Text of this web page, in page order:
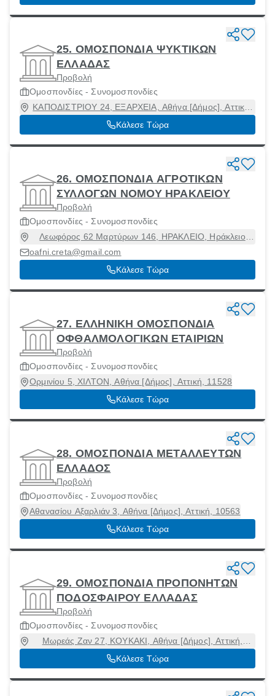
25. ΟΜΟΣΠΟΝΔΙΑ ΨΥΚΤΙΚΩΝ
ΕΛΛΑΔΑΣ
Προβολή
Ομοσπονδίες - Συνομοσπονδίες
ΚΑΠΟΔΙΣΤΡΙΟΥ 24, ΕΞΑΡΧΕΙΑ, Αθήνα [Δήμος], Αττική,
10677
Κάλεσε Τώρα
26. ΟΜΟΣΠΟΝΔΙΑ ΑΓΡΟΤΙΚΩΝ
ΣΥΛΛΟΓΩΝ ΝΟΜΟΥ ΗΡΑΚΛΕΙΟΥ
Προβολή
Ομοσπονδίες - Συνομοσπονδίες
Λεωφόρος 62 Μαρτύρων 146, ΗΡΑΚΛΕΙΟ, Ηράκλειο
[Δήμος], Ηράκλειο, 71303
oafni.creta@gmail.com
Κάλεσε Τώρα
27. ΕΛΛΗΝΙΚΗ ΟΜΟΣΠΟΝΔΙΑ
ΟΦΘΑΛΜΟΛΟΓΙΚΩΝ ΕΤΑΙΡΙΩΝ
Προβολή
Ομοσπονδίες - Συνομοσπονδίες
Ορμινίου 5, ΧΙΛΤΟΝ, Αθήνα [Δήμος], Αττική, 11528
Κάλεσε Τώρα
28. ΟΜΟΣΠΟΝΔΙΑ ΜΕΤΑΛΛΕΥΤΩΝ
ΕΛΛΑΔΟΣ
Προβολή
Ομοσπονδίες - Συνομοσπονδίες
Αθανασίου Αξαρλιάν 3, Αθήνα [Δήμος], Αττική, 10563
Κάλεσε Τώρα
29. ΟΜΟΣΠΟΝΔΙΑ ΠΡΟΠΟΝΗΤΩΝ
ΠΟΔΟΣΦΑΙΡΟΥ ΕΛΛΑΔΑΣ
Προβολή
Ομοσπονδίες - Συνομοσπονδίες
Μωρεάς Ζαν 27, ΚΟΥΚΑΚΙ, Αθήνα [Δήμος], Αττική,
11745
Κάλεσε Τώρα